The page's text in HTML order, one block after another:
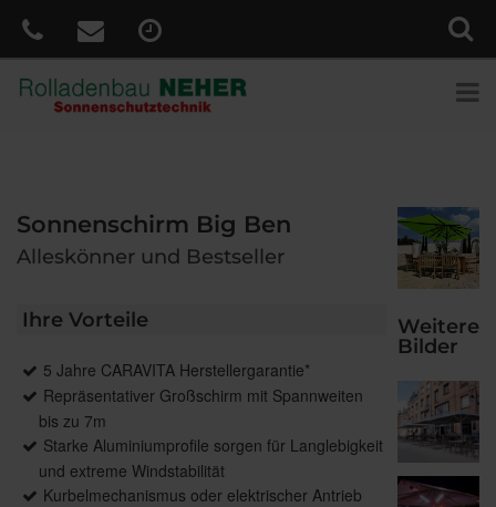
Sonnenschirm Big Ben
Alleskönner und Bestseller
Ihre Vorteile
5 Jahre CARAVITA Herstellergarantie*
Repräsentativer Großschirm mit Spannweiten
bis zu 7m
Starke Aluminiumprofile sorgen für Langlebigkeit
und extreme Windstabilität
Kurbelmechanismus oder elektrischer Antrieb
Weitere
Bilder